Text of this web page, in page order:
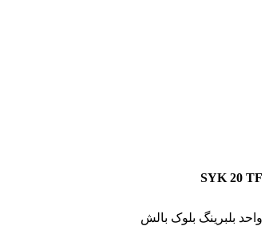
SYK 20 TF
واحد بلبرینگ بلوک بالش